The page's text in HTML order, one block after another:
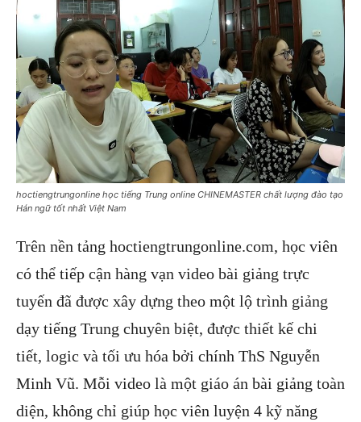
hoctiengtrungonline học tiếng Trung online CHINEMASTER chất lượng đào tạo
Hán ngữ tốt nhất Việt Nam
Trên nền tảng hoctiengtrungonline.com, học viên
có thể tiếp cận hàng vạn video bài giảng trực
tuyến đã được xây dựng theo một lộ trình giảng
dạy tiếng Trung chuyên biệt, được thiết kế chi
tiết, logic và tối ưu hóa bởi chính ThS Nguyễn
Minh Vũ. Mỗi video là một giáo án bài giảng toàn
diện, không chỉ giúp học viên luyện 4 kỹ năng